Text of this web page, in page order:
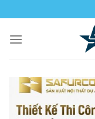
to
content